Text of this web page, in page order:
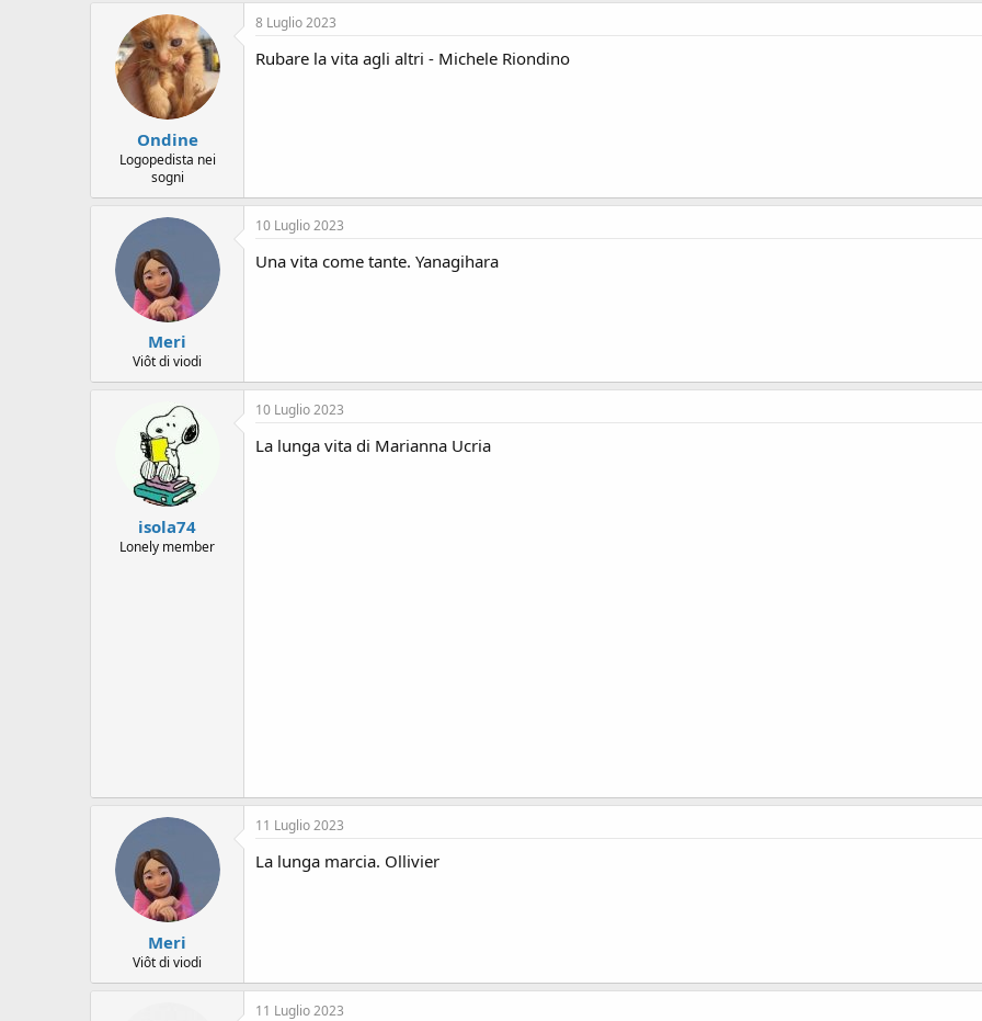
Ondine
Logopedista nei
sogni
8 Luglio 2023
Rubare la vita agli altri - Michele Riondino
Meri
Viôt di viodi
10 Luglio 2023
Una vita come tante. Yanagihara
isola74
Lonely member
10 Luglio 2023
La lunga vita di Marianna Ucria
Meri
Viôt di viodi
11 Luglio 2023
La lunga marcia. Ollivier
11 Luglio 2023